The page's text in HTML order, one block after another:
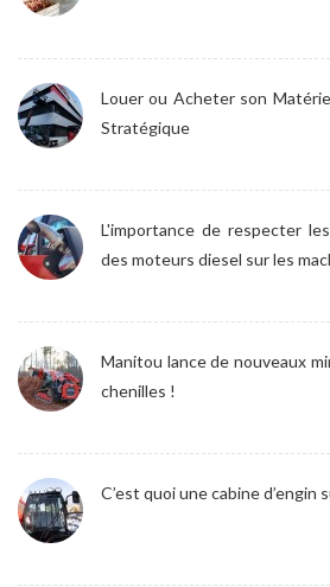
Louer ou Acheter son
Stratégique
L'importance de respecter
des moteurs diesel sur les
Manitou lance de nouveaux
chenilles !
C’est quoi une cabine d’engin